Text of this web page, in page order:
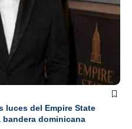
luces del Empire State
dominicana